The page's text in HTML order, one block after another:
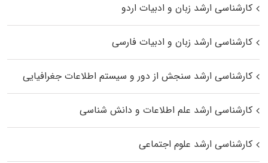
کارشناسی ارشد زبان و ادبیات اردو
کارشناسی ارشد زبان و ادبیات فارسی
کارشناسی ارشد سنجش از دور و سیستم اطلاعات جغرافیایی
کارشناسی ارشد علم اطلاعات و دانش شناسی
کارشناسی ارشد علوم اجتماعی